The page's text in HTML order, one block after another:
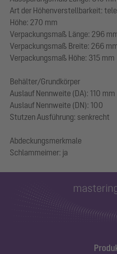
Art der Höhenverstellbarkeit:
Höhe: 270 mm
Verpackungsmaß Länge: 296
Verpackungsmaß Breite: 266
Verpackungsmaß Höhe: 315 mm
Behälter/Grundkörper
Auslauf Nennweite (DA): 110 mm
Auslauf Nennweite (DN): 100
Stutzen Ausführung: senkrecht
Abdeckungsmerkmale